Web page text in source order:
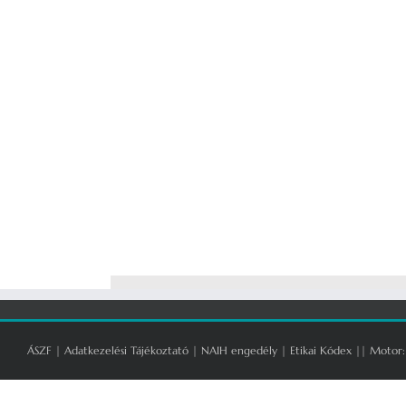
ÁSZF | Adatkezelési Tájékoztató | NAIH engedély | Etikai Kódex || Motor: